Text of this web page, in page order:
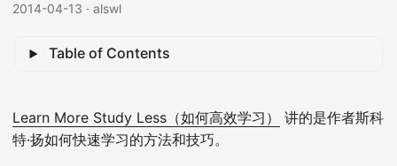
2014-04-13 · alswl
Table of Contents
Learn More Study Less（如何高效学习）
讲的是作者斯科
特·扬如何快速学习的方法和技巧。